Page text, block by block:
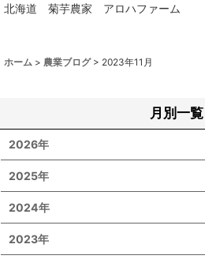
北海道 菊芋農家 アロハファーム
ホーム > 農業ブログ > 2023年11月
月別一覧
2026年
2025年
2024年
2023年